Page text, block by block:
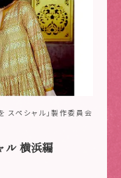
スペシャル」製作委員会
ル 横浜編